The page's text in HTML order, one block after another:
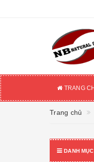
TRANG
Trang chủ
DANH